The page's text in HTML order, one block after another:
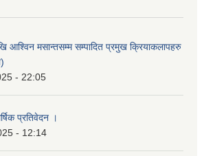
आश्विन मसान्तसम्म सम्पादित प्रमुख क्रियाकलापहरु
- 22:05
प्रतिवेदन ।
- 12:14